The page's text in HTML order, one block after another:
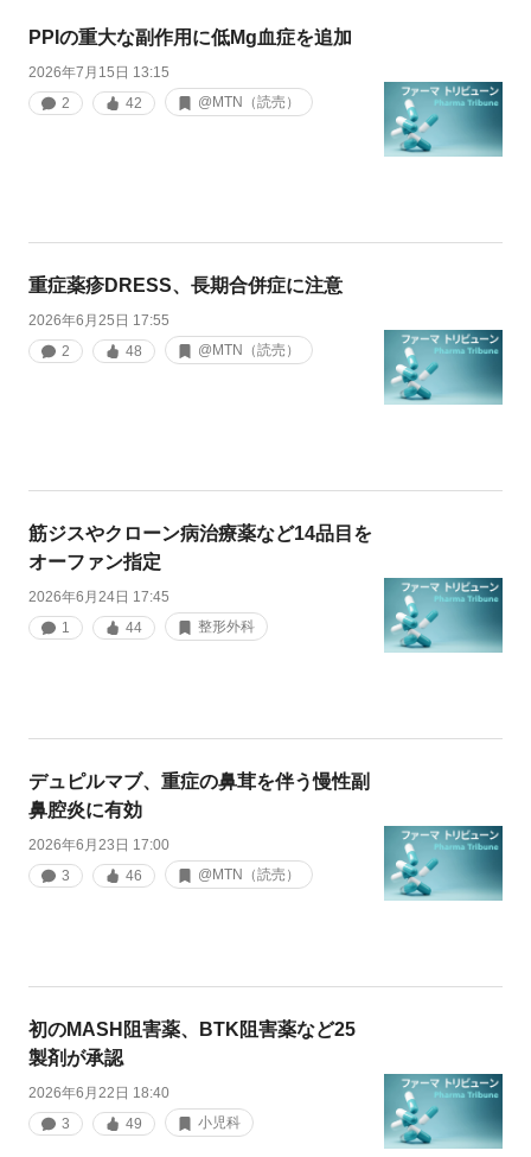
PPIの重大な副作用に低Mg血症を追加
2026年7月15日 13:15
2
42 @MTN（読売）
重症薬疹DRESS、長期合併症に注意
2026年6月25日 17:55
2
48 @MTN（読売）
筋ジスやクローン病治療薬など14品目を
オーファン指定
2026年6月24日 17:45
1
44 整形外科
デュピルマブ、重症の鼻茸を伴う慢性副
鼻腔炎に有効
2026年6月23日 17:00
3
46 @MTN（読売）
初のMASH阻害薬、BTK阻害薬など25
製剤が承認
2026年6月22日 18:40
3
49 小児科